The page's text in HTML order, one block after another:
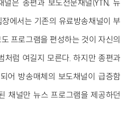
은 종편과 보도전문채널(YTN, 뉴
장에서는 기존의 유료방송채널이 부
프로그램을 편성하는 것이 자신의
처럼 여길지 모른다. 하지만 종편과
어 방송매체의 보도채널이 급증함
채널만 뉴스 프로그램을 제공하던